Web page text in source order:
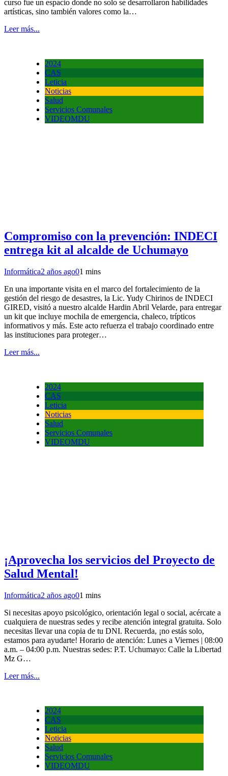
curso fue un espacio donde no solo se desarrollaron habilidades
artísticas, sino también valores como la…
Leer más...
2024
CAS
Leticia
Noticias
Salud
Servicios Comunales
VIDEOMDU
Compromiso con la prevención: INDECI
entrega kit al alcalde de Uchumayo
Informática2 años ago01 mins
En una importante visita en el marco del fortalecimiento de la
gestión del riesgo de desastres, la Lic. Yudy Chirinos de INDECI
GIRED, visitó a nuestro alcalde Hardin Abril Velarde, para entregar
un kit que incluye mochila de emergencia, chaleco, trípticos
informativos y más. Este acto refuerza el trabajo coordinado entre
las instituciones para proteger…
Leer más...
2024
CAS
Leticia
Noticias
Salud
Servicios Comunales
VIDEOMDU
¡Aprovecha los servicios del Proyecto de
Salud Mental!
Informática2 años ago01 mins
Si necesitas apoyo psicológico, orientación legal o social, acércate a
cualquiera de nuestras sedes y recibe atención integral gratuita. Solo
necesitas llevar una copia de tu DNI. Recuerda, ¡no estás solo,
estamos para ayudarte! Horario de atención: Lunes a Viernes | 08:00
a.m. – 04:00 p.m. Nuestras sedes: P.T. Uchumayo: Calle la Libertad
Mz G…
Leer más...
2024
CAS
Leticia
Noticias
Salud
Servicios Comunales
VIDEOMDU